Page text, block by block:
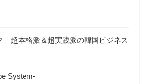
超本格派＆超実践派の韓国ビジネス
System-